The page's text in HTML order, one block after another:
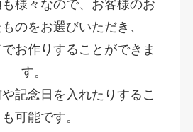
様々なので、お客様のお
のをお選びいただき、
お作りすることができま
す。
記念日を入れたりするこ
も可能です。